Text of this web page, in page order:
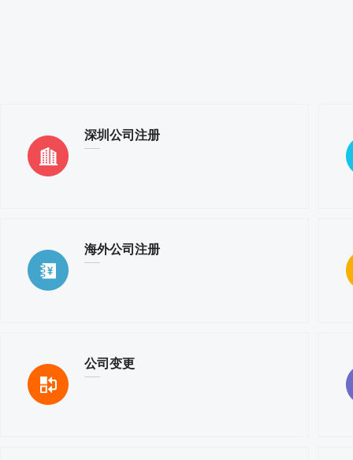
深圳公司注册
海外公司注册
公司变更